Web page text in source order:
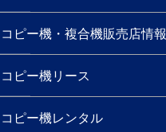
コピー機・複合機販売店情報
コピー機リース
コピー機レンタル